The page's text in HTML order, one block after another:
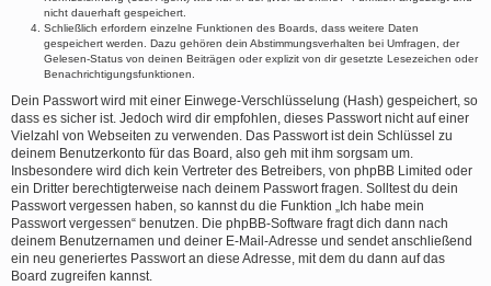
nicht dauerhaft gespeichert.
Schließlich erfordern einzelne Funktionen des Boards, dass weitere Daten
gespeichert werden. Dazu gehören dein Abstimmungsverhalten bei Umfragen, der
Gelesen-Status von deinen Beiträgen oder explizit von dir gesetzte Lesezeichen oder
Benachrichtigungsfunktionen.
Dein Passwort wird mit einer Einwege-Verschlüsselung (Hash) gespeichert, so
dass es sicher ist. Jedoch wird dir empfohlen, dieses Passwort nicht auf einer
Vielzahl von Webseiten zu verwenden. Das Passwort ist dein Schlüssel zu
deinem Benutzerkonto für das Board, also geh mit ihm sorgsam um.
Insbesondere wird dich kein Vertreter des Betreibers, von phpBB Limited oder
ein Dritter berechtigterweise nach deinem Passwort fragen. Solltest du dein
Passwort vergessen haben, so kannst du die Funktion „Ich habe mein
Passwort vergessen“ benutzen. Die phpBB-Software fragt dich dann nach
deinem Benutzernamen und deiner E-Mail-Adresse und sendet anschließend
ein neu generiertes Passwort an diese Adresse, mit dem du dann auf das
Board zugreifen kannst.